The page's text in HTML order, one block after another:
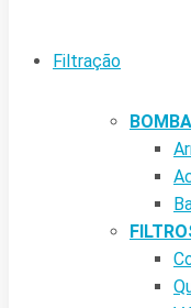
Filtração